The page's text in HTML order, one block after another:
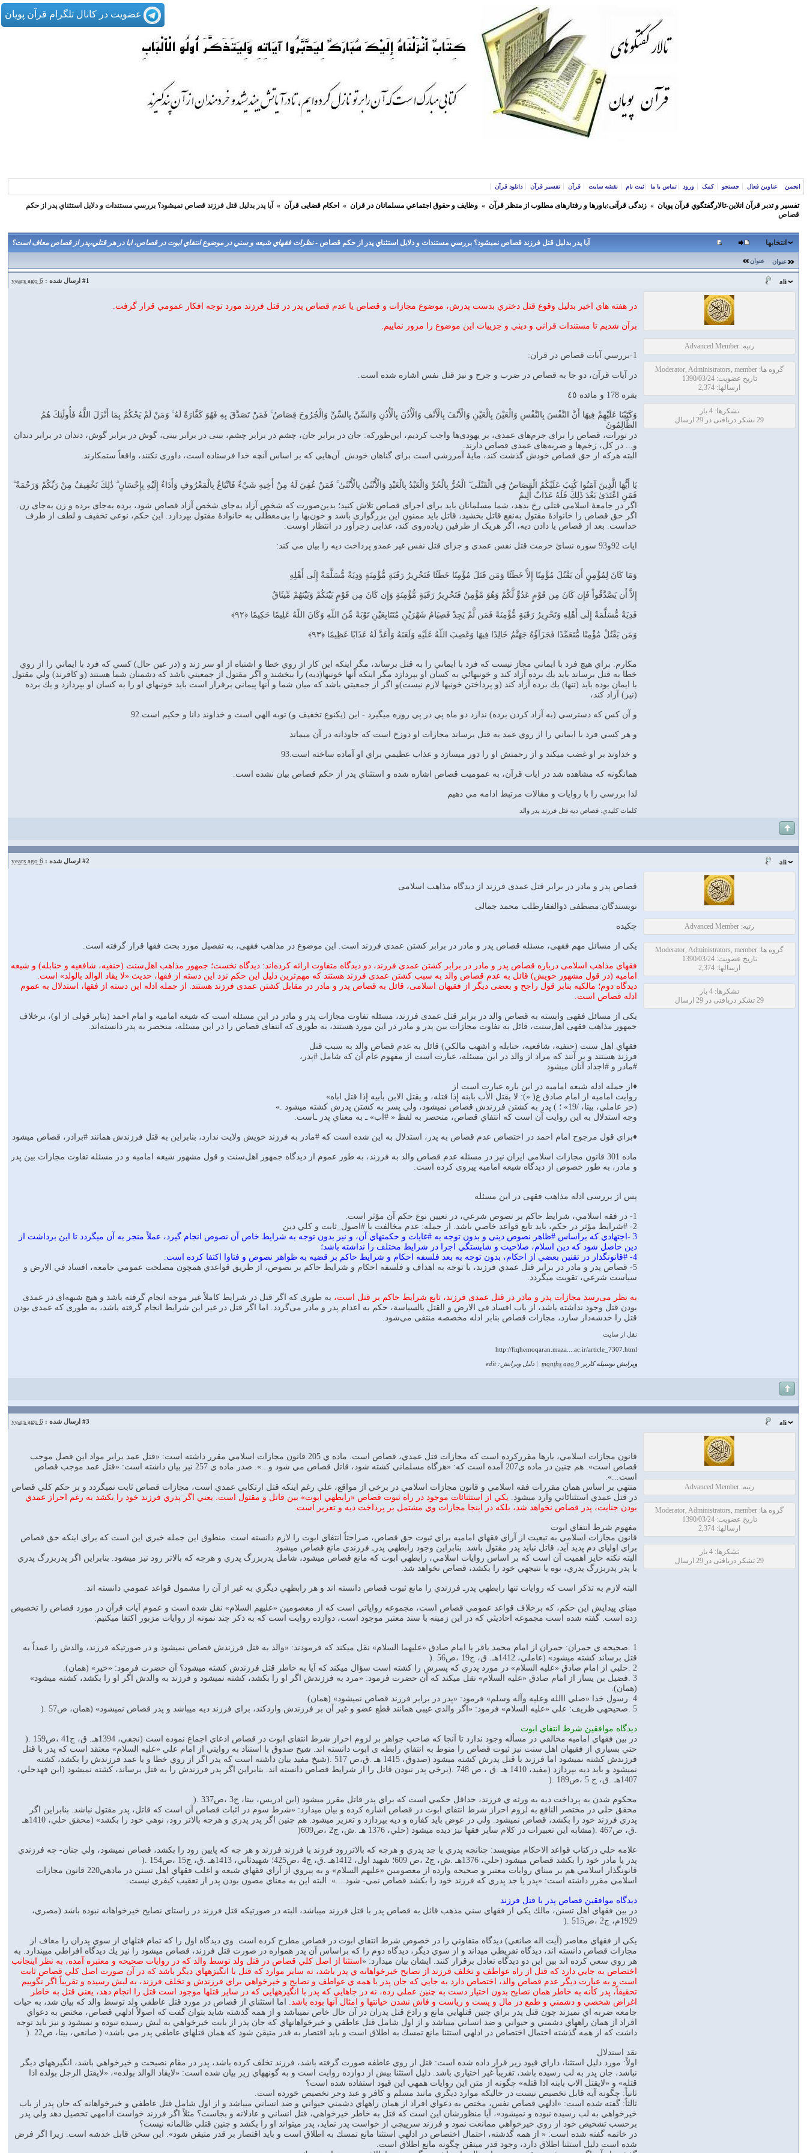
عضویت در کانال تلگرام قرآن پویان
انجمن عناوین فعال جستجو کمک ورود تماس با ما ثبت نام نقشه سایت قرآن تفسیر قرآن دانلود قرآن
تفسير و‌ تدبر قرآن انلاين-تالارگفتگوي قرآن پویان » زندگی قرآنی:باورها و رفتارهای مطلوب از منظر قرآن » وظايف و حقوق اجتماعي مسلمانان در قران » احکام قضایی قرآن »
آيا پدر بدليل قتل فرزند قصاص نميشود؟ بررسي مستندات و دلايل استثناي پدر از حكم
قصاص
آيا پدر بدليل قتل فرزند قصاص نميشود؟ بررسي مستندات و دلايل استثناي پدر از حكم قصاص -نظرات فقهاي شيعه و سني در موضوع انتفاي ابوت در قصاص، ايا در هر قتلي،پدر از قصاص معاف است؟ انتخابها
عنوان عنوان
ali
#1 ارسال شده : 6 years ago
رتبه: Advanced Member
گروه ها: Moderator, Administrators, member
تاریخ عضویت: 1390/03/24
ارسالها: 2,374
تشکرها: 4 بار
29 تشکر دریافتی در 29 ارسال
در هفته هاي اخير بدليل وقوع قتل دختري بدست پدرش، موضوع مجازات و قصاص يا عدم قصاص پدر در قتل فرزند مورد توجه افكار عمومي قرار گرفت.
برآن شديم تا مستندات قراني و ديني و جزييات اين موضوع را مرور نماييم.
1-بررسي آيات قصاص در قران:
در آیات قرآن، دو جا به قصاص در ضرب و جرح و نیز قتل نفس اشاره شده است.
بقره 178 و مائده ٤٥
وَكَتَبْنَا عَلَيْهِمْ فِيهَا أَنَّ النَّفْسَ بِالنَّفْسِ وَالْعَيْنَ بِالْعَيْنِ وَالْأَنْفَ بِالْأَنْفِ وَالْأُذُنَ بِالْأُذُنِ وَالسِّنَّ بِالسِّنِّ وَالْجُرُوحَ قِصَاصٌ ۚ فَمَنْ تَصَدَّقَ بِهِ فَهُوَ كَفَّارَةٌ لَهُ ۚ وَمَنْ لَمْ يَحْكُمْ بِمَا أَنْزَلَ اللَّهُ فَأُولَٰئِكَ هُمُ
الظَّالِمُونَ
در تورات، قصاص را برای جرم‌های عمدی، بر یهودی‌ها واجب کردیم، این‌طورکه: جان در برابر جان، چشم در برابر چشم، بینى در برابر بینى، گوش در برابر گوش، دندان در برابر دندان
و... در کل، زخم‌ها و ضربه‌های عمدی قصاص دارند.
البته هرکه از حق قصاص خودش گذشت کند، مایۀ آمرزشی است برای گناهان خودش. آن‌هایی که بر اساس آنچه خدا فرستاده است، داوری نکنند، واقعاً ستمکارند.
يَا أَيُّهَا الَّذِينَ آمَنُوا كُتِبَ عَلَيْكُمُ الْقِصَاصُ فِي الْقَتْلَى ۖ الْحُرُّ بِالْحُرِّ وَالْعَبْدُ بِالْعَبْدِ وَالْأُنْثَىٰ بِالْأُنْثَىٰ ۚ فَمَنْ عُفِيَ لَهُ مِنْ أَخِيهِ شَيْءٌ فَاتِّبَاعٌ بِالْمَعْرُوفِ وَأَدَاءٌ إِلَيْهِ بِإِحْسَانٍ ۗ ذَٰلِكَ تَخْفِيفٌ مِنْ رَبِّكُمْ وَرَحْمَةٌ ۗ
فَمَنِ اعْتَدَىٰ بَعْدَ ذَٰلِكَ فَلَهُ عَذَابٌ أَلِيمٌ
اگر در جامعۀ اسلامی قتلی رخ بدهد، شما مسلمانان باید برای اجرای قصاص تلاش کنید؛ بدین‌صورت که شخص آزاد به‌جای شخص آزاد قصاص شود، برده به‌جای برده و زن به‌جای زن.
اگر حق قصاص را خانوادۀ مقتول به‌نفع قاتل بخشید، قاتل باید ممنونِ این بزرگواری باشد و خون‌بها را بی‌معطّلی به خانوادۀ مقتول بپردازد. این حکم، نوعی تخفیف و لطف از طرف
خداست. بعد از قصاص یا دادن دیه، اگر هریک از طرفین زیاده‌روی کند، عذابی زجرآور در انتظار اوست.
ایات 92و93 سوره نسائ حرمت قتل نفس عمدی و جزای قتل نفس غیر عمدو پرداخت ديه را بیان می کند:
وَمَا كَانَ لِمُؤْمِنٍ أَن يَقْتُلَ مُؤْمِنًا إِلاَّ خَطَئًا وَمَن قَتَلَ مُؤْمِنًا خَطَئًا فَتَحْرِيرُ رَقَبَةٍ مُّؤْمِنَةٍ وَدِيَةٌ مُّسَلَّمَةٌ إِلَى أَهْلِهِ
إِلاَّ أَن يَصَّدَّقُواْ فَإِن كَانَ مِن قَوْمٍ عَدُوٍّ لَّكُمْ وَهُوَ مْؤْمِنٌ فَتَحْرِيرُ رَقَبَةٍ مُّؤْمِنَةٍ وَإِن كَانَ مِن قَوْمٍ بَيْنَكُمْ وَبَيْنَهُمْ مِّيثَاقٌ
فَدِيَةٌ مُّسَلَّمَةٌ إِلَى أَهْلِهِ وَتَحْرِيرُ رَقَبَةٍ مُّؤْمِنَةً فَمَن لَّمْ يَجِدْ فَصِيَامُ شَهْرَيْنِ مُتَتَابِعَيْنِ تَوْبَةً مِّنَ اللّهِ وَكَانَ اللّهُ عَلِيمًا حَكِيمًا ﴿۹۲﴾
وَمَن يَقْتُلْ مُؤْمِنًا مُّتَعَمِّدًا فَجَزَآؤُهُ جَهَنَّمُ خَالِدًا فِيهَا وَغَضِبَ اللّهُ عَلَيْهِ وَلَعَنَهُ وَأَعَدَّ لَهُ عَذَابًا عَظِيمًا ﴿۹۳﴾
مکارم: براي هيچ فرد با ايماني مجاز نيست كه فرد با ايماني را به قتل برساند، مگر اينكه اين كار از روي خطا و اشتباه از او سر زند و (در عين حال) كسي كه فرد با ايماني را از روي
خطا به قتل برساند بايد يك برده آزاد كند و خونبهائي به كسان او بپردازد مگر اينكه آنها خونبها(دیه) را ببخشند و اگر مقتول از جمعيتي باشد كه دشمنان شما هستند (و كافرند) ولي مقتول
با ايمان بوده بايد (تنها) يك برده آزاد كند (و پرداختن خونبها لازم نيست)و اگر از جمعيتي باشد كه ميان شما و آنها پيماني برقرار است بايد خونبهاي او را به كسان او بپردازد و يك برده
(نيز) آزاد كند،
و آن كس كه دسترسي (به آزاد كردن برده) ندارد دو ماه پي در پي روزه مي‏گيرد - اين (يكنوع تخفيف و) توبه الهي است و خداوند دانا و حكيم است.92
و هر كسي فرد با ايماني را از روي عمد به قتل برساند مجازات او دوزخ است كه جاودانه در آن مي‏ماند
و خداوند بر او غضب مي‏كند و از رحمتش او را دور مي‏سازد و عذاب عظيمي براي او آماده ساخته است.93
همانگونه كه مشاهده شد در ايات قرآن، به عموميت قصاص اشاره شده و استثناي پدر از حكم قصاص بيان نشده است.
لذا بررسي را با روايات و مقالات مرتبط ادامه مي دهيم
كلمات كليدي: قصاص ديه قتل فرزند پدر والد
ali
#2 ارسال شده : 6 years ago
رتبه: Advanced Member
گروه ها: Moderator, Administrators, member
تاریخ عضویت: 1390/03/24
ارسالها: 2,374
تشکرها: 4 بار
29 تشکر دریافتی در 29 ارسال
قصاص پدر و مادر در برابر قتل عمدی فرزند از دیدگاه مذاهب اسلامی
نویسندگان:مصطفی ذوالفقارطلب محمد جمالی
چکیده
یکی از مسائل مهم فقهی، مسئله قصاص پدر و مادر در برابر کشتن عمدی فرزند است. این موضوع در مذاهب فقهی، به تفصیل مورد بحث فقها قرار گرفته است.
فقهای مذاهب اسلامی درباره قصاص پدر و مادر در برابر کشتن عمدی فرزند، دو دیدگاه متفاوت ارائه کرده‌‌اند: دیدگاه نخست؛ جمهور مذاهب اهل‌‌سنت (حنفیه، شافعیه و حنابله) و شیعه
امامیه (در قول مشهور خویش) قائل به عدم قصاص والد به سبب کشتن عمدی فرزند هستند که مهم‌ترین دلیل این حکم نزد این دسته از فقها، حدیث «لا یقاد الوالد بالولد» است.
دیدگاه دوم؛ مالکیه بنابر قول راجح و بعضی دیگر از فقیهان اسلامی، قائل به قصاص پدر و مادر در مقابل کشتن عمدی فرزند هستند. از جمله ادله این دسته از فقها، استدلال به عموم
ادله قصاص است.
یکی از مسائل فقهی وابسته به قصاص والد در برابر قتل عمدی فرزند، مسئله تفاوت مجازات پدر و مادر در این مسئله است که شیعه امامیه و امام احمد (بنابر قولی از او)، برخلاف
جمهور مذاهب فقهی اهل‌‌سنت، قائل به تفاوت مجازات بین پدر و مادر در این مورد هستند، به طوری که انتفای قصاص را در این مسئله، منحصر به پدر دانسته‌اند.
فقهاي اهل سنت (حنفيه، شافعيه، حنابله و اشهب مالكي) قائل به عدم قصاص والد به سبب قتل
فرزند هستند و بر آنند كه مراد از والد در اين مسئله، عبارت است از مفهوم عام آن كه شامل #پدر،
#مادر و #اجداد آنان ميشود
♦از جمله ادله شيعه اماميه در اين باره عبارت است از
روايت اماميه از امام صادق ع( «): لا يقتل الأب بابنه إذا قتله، و يقتل الابن بأبيه إذا قتل اباه»
(حر عاملي، بيتا، /19» ؛ ) پدر به كشتن فرزندش قصاص نميشود، ولي پسر به كشتن پدرش كشته ميشود .»
وجه استدلال به اين روايت آن است كه انتفاي قصاص، منحصر به لفظ « #اب» ـ به معناي پدر ـاست.
♦براي قول مرجوح امام احمد در اختصاص عدم قصاص به پدر، استدلال به اين شده است كه #مادر به فرزند خويش ولايت ندارد، بنابراين به قتل فرزندش همانند #برادر، قصاص ميشود
ماده 301 قانون مجازات اسلامی ایران نیز در مسئله عدم قصاص والد به فرزند، به طور عموم از دیدگاه جمهور اهل‌‌سنت و قول مشهور شیعه امامیه و در مسئله تفاوت مجازات بین پدر
و مادر، به طور خصوص از دیدگاه شیعه امامیه پیروی کرده است.
پس از بررسی ادله مذاهب فقهی در این مسئله
1- در فقه اسلامي، شرايط حاكم بر نصوص شرعي، در تعيين نوع حكم آن مؤثر است.
2- #شرايط مؤثر در حكم، بايد تابع قواعد خاصي باشد. از جمله: عدم مخالفت با #اصول_ثابت و كلي دين
3 -اجتهادي كه براساس #ظاهر نصوص ديني و بدون توجه به #غايات و حكمتهاي آن، و نيز بدون توجه به شرايط خاص آن نصوص انجام گيرد، عملاً منجر به آن ميگردد تا اين برداشت از
دين حاصل شود كه دين اسلام، صلاحيت و شايستگي اجرا در شرايط مختلف را نداشته باشد؛
4- #قانونگذار در تقنين بعضي از احكام، بدون توجه به بعد فلسفه احكام و شرايط حاكم بر قضيه به ظواهر نصوص و فتاوا اكتفا كرده است.
5- قصاص پدر و مادر در برابر قتل عمدي فرزند، با توجه به اهداف و فلسفه احكام و شرايط حاكم بر نصوص، از طريق قواعدي همچون مصلحت عمومي جامعه، افساد في الارض و
سياست شرعي، تقويت ميگردد.
به نظر می‌رسد مجازات پدر و مادر در قتل عمدی فرزند، تابع شرایط حاکم بر قتل است، به طوری که اگر قتل در شرایط کاملاً غیر موجه انجام گرفته باشد و هیچ شبهه‌‌ای در عمدی
بودن قتل وجود نداشته باشد، از باب افساد فی الارض و القتل بالسیاسة، حکم به اعدام پدر و مادر می‌گردد. اما اگر قتل در غیر این شرایط انجام گرفته باشد، به طوری که عمدی بودن
قتل را خدشه‌‌دار سازد، مجازات قصاص بنابر ادله مخصصه منتفی می‌شود.
نقل از سايت
http://fiqhemoqaran.maza....ac.ir/article_7307.html
ویرایش بوسیله کاربر 9 months ago دلیل ویرایش: edit
ali
#3 ارسال شده : 6 years ago
رتبه: Advanced Member
گروه ها: Moderator, Administrators, member
تاریخ عضویت: 1390/03/24
ارسالها: 2,374
تشکرها: 4 بار
29 تشکر دریافتی در 29 ارسال
قانون مجازات اسلامي، بارها مقرركرده است كه مجازات قتل عمدي، قصاص است. ماده ي 205 قانون مجازات اسلامي مقرر داشته است: «قتل عمد برابر مواد اين فصل موجب
قصاص است». هم چنين در ماده ي207 آمده است كه: «هرگاه مسلماني كشته شود، قاتل قصاص مي شود و...». صدر ماده ي 257 نيز بيان داشته است: «قتل عمد موجب قصاص
است...».
منتهي بر اساس همان مقررات فقه اسلامي و قانون مجازات اسلامي در برخي از مواقع، علي رغم اينكه قتل ارتكابي عمدي است، مجازات قصاص ثابت نميگردد و بر حكم كلي قصاص
در قتل عمدي استثنائاتي وارد ميشود. يكي از استثنائات موجود در راه ثبوت قصاص «رابطهي ابوت» بين قاتل و مقتول است. يعني اگر پدري فرزند خود را بكشد به رغم احراز عمدي
بودن جنايت، پدر قصاص نخواهد شد، بلكه در اينجا مجازات وي مشتمل بر پرداخت ديه و تعزير است.
مفهوم شرط انتفاي ابوت
قانون مجازات اسلامي به تبعيت از آراي فقهاي اماميه براي ثبوت حق قصاص، صراحتاً انتفاي ابوت را لازم دانسته است. منطوق اين جمله خبري اين است كه براي اينكه حق قصاص
براي اولياي دم پديد آيد، قاتل نبايد پدر مقتول باشد. بنابراين وجود رابطهي پدرـ فرزندي مانع قصاص ميشود.
البته نكته حايز اهميت آن است كه بر اساس روايات اسلامي، رابطهي ابوت كه مانع قصاص ميشود، شامل پدربزرگ پدري و هرچه كه بالاتر رود نيز ميشود. بنابراين اگر پدربزرگ پدري
يا پدر پدربزرگ پدري، نوه يا نتيجهي خود را بكشد، قصاص نخواهد شد.
البته لازم به تذكر است كه روايات تنها رابطهي پدرـ فرزندي را مانع ثبوت قصاص دانسته اند و هر رابطهي ديگري به غير از آن را مشمول قواعد عمومي دانسته اند.
مبناي پيدايش اين حكم، كه برخلاف قواعد عمومي قصاص است، مجموعه رواياتي است كه از معصومين «عليهم السلام» نقل شده است و عموم آيات قرآن در مورد قصاص را تخصيص
زده است. گفته شده است مجموعه احاديثي كه در اين زمينه با سند معتبر موجود است، دوازده روايت است كه به ذكر چند نمونه از روايات مزبور اكتفا ميكنيم:
1 .صحيحه ي حمران: حمران از امام محمد باقر يا امام صادق «عليهما السلام» نقل ميكند كه فرمودند: «والد به قتل فرزندش قصاص نميشود و در صورتيكه فرزند، والدش را عمداً به
قتل برساند كشته ميشود» (عاملي، 1412هـ. ق، ج19 ،ص56 .(
2 .حلبي از امام صادق «عليه السلام» در مورد پدري كه پسرش را كشته است سؤال ميكند كه آيا به خاطر قتل فرزندش كشته ميشود؟ آن حضرت فرمود: «خير» (همان).
3 .فضيل بن يسار از امام صادق «عليه السلام» نقل ميكند كه آن حضرت فرمود: «مرد به فرزندش اگر او را بكشد، كشته نميشود و فرزند به والدش اگر او را بكشد، كشته ميشود»
(همان).
4 .رسول خدا «صلي االله وعليه وآله وسلم» فرمود: «پدر در برابر فرزند قصاص نميشود» (همان).
5 .صحيحهي ظريف: علي «عليه السلام» فرمود: «اگر والدي عيبي همانند قطع عضو و غير آن بر فرزندش واردكند، براي فرزند ديه ميباشد و پدر قصاص نميشود» (همان، ص57 .(
ديدگاه موافقين شرط انتفاي ابوت
در بين فقهاي اماميه مخالفي در مسأله وجود ندارد تا آنجا كه صاحب جواهر بر لزوم احراز شرط انتفاي ابوت در قصاص ادعاي اجماع نموده است (نجفي، 1394هـ. ق، ج41 ،ص159 .(
حتي بسياري از فقيهان اهل سنت نيز ثبوت قصاص را منوط به انتفاي رابطه ی ابوت دانسته اند. شيخ صدوق با استناد به روايتي از امام علي «عليه السلام» معتقد است كه پدر با قتل
فرزندش كشته نميشود اما فرزند با قتل پدرش كشته ميشود (صدوق، 1415 هـ .ق،ص 517 .(شيخ مفيد بيان داشته است كه پدر اگر از روي خطا و يا عمد فرزندش را بكشد، كشته
نميشود و بايد ديه بپردازد (مفيد، 1410 هـ .ق ، ص 748 .(برخي پدر نبودن قاتل را از شرايط قصاص دانسته اند. بنابراين اگر پدر فرزندش را به قتل برساند، كشته نميشود (ابن فهدحلي،
1407هـ .ق، ج 5 ،ص189 .(
محكوم شدن به پرداخت ديه به ورثه ي فرزند، حداقل حكمي است كه براي پدر قاتل مقرر ميشود (ابن ادريس، بيتا، ج3 ،ص337 .(
محقق حلي در مختصر النافع به لزوم احراز شرط انتفاي ابوت در قصاص اشاره كرده و بيان ميدارد: «شرط سوم در اثبات قصاص آن است كه قاتل، پدر مقتول نباشد. بنابراين اگر
پدري فرزند خود را بكشد، قصاص نميشود. ولي در عوض بايد كفاره و ديه بپردازد و تعزير ميشود. هم چنين اگر پدر پدري و هرچه بالاتر رود، نوهي خود را بكشد» (محقق حلي، 1410هـ
.ق، ص467 .(مشابه اين تعبيرات در كلام ساير فقها نيز ديده ميشود (حلي، 1376 هـ .ش، ج2 ،ص609(
علامه حلي دركتاب قواعد الاحكام مينويسد: چنانچه پدري يا جد پدري و هرچه كه بالاتررود فرزند يا فرزند فرزند و هر چه كه پايين رود را بكشد، قصاص نميشود، ولي چنان- چه فرزندي
پدر يا مادر خود را بكشد قصاص ميشود (حلي، 1376هـ .ش، ج2 ،ص 609؛ شهيد اول، 1412هـ .ق، ج4 ،ص425؛ شهيدثاني، 1413هـ .ق، ج15 ،ص154 .(
قانونگذار اسلامي هم بر مبناي روايات معتبر و صحيحه وارده از معصومين «عليهم السلام» و به پيروي از آراي فقهاي شيعه و اغلب فقهاي اهل تسنن در مادهي220 قانون مجازات
اسلامي مقرر داشته است: «پدر يا جد پدري كه فرزند خود را بكشد قصاص نمي- شود....». البته اين به معناي مصون بودن پدر از تعقيب كيفري نيست.
ديدگاه موافقين قصاص پدر با قتل فرزند
در بين فقهاي اهل تسنن، مالك يكي از فقهاي سني مذهب قائل به قصاص پدر با قتل فرزند ميباشد، البته در صورتيكه قتل فرزند در راستاي نصايح خيرخواهانه نبوده باشد (مصري،
1929م، ج2 ،ص515 .(
يكي از فقهاي معاصر (آيت اله صانعي) ديدگاه متفاوتي را در خصوص شرط انتفاي ابوت در قصاص مطرح كرده است. وي ديدگاه اول را كه تمام قتلهاي از سوي پدران را معاف از
مجازات قصاص دانسته اند، ديدگاه تفريطي ميداند و از سوي ديگر، ديدگاه دوم را كه براساس آن پدر همواره در صورت قتل فرزند، قصاص ميشود را نيز يك ديدگاه افراطي ميپندارد. به
هر روي سعي كرده اند بين اين دو ديدگاه تعادل برقرار كنند. ايشان بيان ميدارد: « استثنا از اصل كلي قصاص در قتل ولد توسط والد كه در روايات صحيحه و معتبره آمده، به نظر اينجانب
اختصاص به جايي دارد كه قتل از راه عواطف و تخلف فرزند از نصايح خيرخواهانه ي پدر باشد، نه ساير موارد كه قتل با انگيزههاي ديگر باشد كه در آن صورت اصل كلي قصاص ثابت
است و به عبارت ديگر عدم قصاص والد، اختصاص دارد به جايي كه جان پدر با همه ي عواطف و نصايح و خيرخواهي براي فرزندش و تخلف فرزند، به لبش رسيده و تقريباً اگر نگوييم
تحقيقاً، پدر كأنه به خاطر همان نصايح بدون اختيار دست به چنين عملي زده، نه در جاهايي كه پدر با انگيزههايي كه در ساير قتلها موجود است قتل را انجام دهد، يعني قتل به خاطر
اغراض شخصي و دشمني و طمع در مال و پست و رياست و فاش نشدن خيانتها و امثال آنها بوده باشد. اما استثناي از قصاص در مورد قتل عاطفي ولد توسط والد كه بيان شد، به حيات
جامعه ضربه اي نميزند چون قتل پدر براي چنين قتلهايي مانع و رادع قتل پدران در آن حال خاص نميباشد و از همه گذشته شايد بتوان گفت كه اصولاً ادلهي قصاص، مختص به دعواي
افراد از همان راههاي دشمني و حيواني و ضد انساني ميباشد و از اول شامل قتل عاطفي و خيرخواهانهاي كه جان پدر از بابت خيرخواهي به لبش رسيده نبوده و نميشود و نيز بايد توجه
داشت كه از همه گذشته احتمال اختصاص در ادلهي استثنا مانع تمسك به اطلاق است و بايد اقتصار به قدر متيقن شود كه همان قتلهاي عاطفي پدر مي باشد» ( صانعي، بيتا، ص22 .(
نقد استدلال
اولاً: مورد دليل استثنا، داراي قيود زير قرار داده شده است: قتل از روي عاطفه صورت گرفته باشد، فرزند تخلف كرده باشد، پدر در مقام نصيحت و خيرخواهي باشد، انگيزههاي ديگر
نباشد، جان پدر به لب رسيده باشد، تقريباً غير اختياري باشد. دليل استثنا بيش از دوازده روايت است و به گونههاي زير بيان شده است: «لايقاد الوالد بولده»، «لايقتل الرجل بولده اذا
قتله» و «لايقتل الاب بابنه اذا قتله» چگونه از متن اين روايات همهي اين قيود استفاده شده است؟
ثانياً: چگونه آيه قابل تخصيص نيست در حاليكه موارد ديگري مانند مسلم و كافر و عبد وحر تخصيص خورده است.
ثالثاً: گفته شده است: «ادلهي قصاص نفس، مختص به دعواي افراد از همان راههاي دشمني حيواني و ضد انساني ميباشد و از اول شامل قتل عاطفي و خيرخواهانه كه جان پدر از باب
خيرخواهي به لب رسيده نبوده و نميشود»، آيا منظورشان اين است كه قتل به خاطر خيرخواهي، قتل انساني و عادلانه و بجاست؟ مثلاً اگر فرزند خواست ادامهي تحصيل دهد ولي پدر
برحسب تشخيص خود از روي خيرخواهي ممانعت نمود و فرزند سرپيچي از خواست پدر نمايد، پدر ميتواند او را بكشد و چنين قتلي ظالمانه نيست؟
در خاتمه گفته شده است: « از همه گذشته، احتمال اختصاص در ادلهي استثنا مانع تمسك به اطلاق است و بايد اقتصار بر قدر متيقن شود». اين سخن قابل خدشه است. زيرا اگر فرض
شده است دليل استثنا اطلاق دارد، وجود قدر ميتقن چگونه مانع اطلاق است.